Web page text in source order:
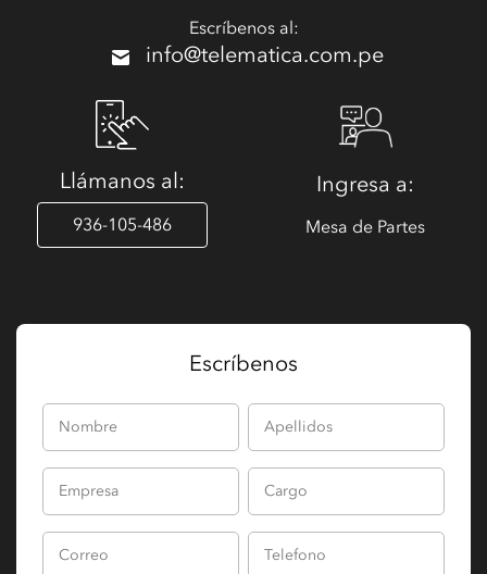
Escríbenos al:
info@telematica.com.pe
Llámanos al:
936-105-486
Ingresa a:
Mesa de Partes
Escríbenos